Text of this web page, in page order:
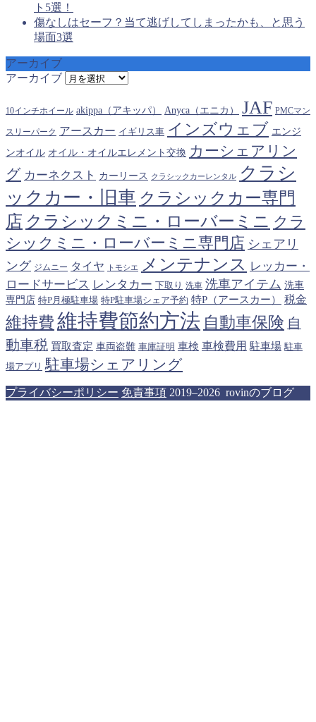
ト5選！
傷なしはセーフ？当て逃げしてしまったかも、と思う
場面3選
アーカイブ
アーカイブ
10インチホイール akippa（アキッパ） Anyca（エニカ） JAF PMCマン
スリーパーク アースカー イギリス車 インズウェブ エンジ
ンオイル オイル・オイルエレメント交換 カーシェアリン
グ カーネクスト カーリース クラシックカーレンタル
クラシ
ックカー・旧車 クラシックカー専門
店 クラシックミニ・ローバーミニ クラ
シックミニ・ローバーミニ専門店 シェアリ
ング ジムニー タイヤ トモシエ メンテナンス レッカー・
ロードサービス レンタカー 下取り 洗車 洗車アイテム 洗車
専門店 特P月極駐車場 特P駐車場シェア予約 特P（アースカー） 税金
維持費 維持費節約方法 自動車保険 自
動車税 買取査定 車両盗難 車庫証明 車検 車検費用 駐車場 駐車
場アプリ 駐車場シェアリング
プライバシーポリシー 免責事項 2019–2026 rovinのブログ